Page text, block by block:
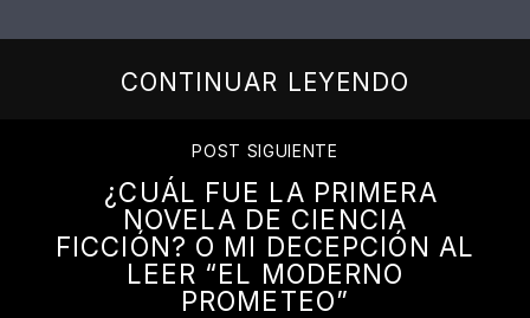
CONTINUAR LEYENDO
POST SIGUIENTE
¿CUÁL FUE LA PRIMERA
NOVELA DE CIENCIA
FICCIÓN? O MI DECEPCIÓN AL
LEER “EL MODERNO
PROMETEO”